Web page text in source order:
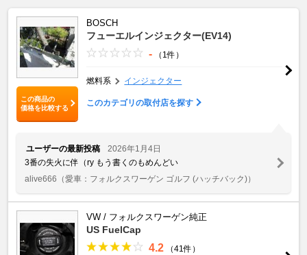
この商品の
価格を比較する
BOSCH
フューエルインジェクター(EV14)
- （1件）
燃料系 インジェクター
このカテゴリの取付店を探す
ユーザーの最新投稿
2026年1月4日
3番の失火に伴（ry もう書くのもめんどい
alive666 （愛車：フォルクスワーゲン ゴルフ (ハッチバック)）
VW / フォルクスワーゲン純正
US FuelCap
4.2 （41件）